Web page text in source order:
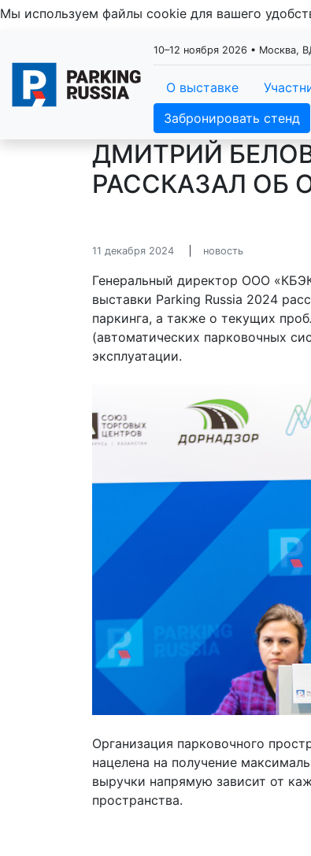
Мы используем файлы cookie для вашего
10–12 ноября 2026 • Москва,
О выставке
Забронировать стенд
ДМИТРИЙ
РАССКАЗАЛ ОБ
11 декабря 2024 новость
Генеральный директор ООО
выставки Parking Russia 2024
паркинга, а также о текущих
(автоматических парковочных
эксплуатации.
Организация парковочного
нацелена на получение
выручки напрямую зависит от
пространства.